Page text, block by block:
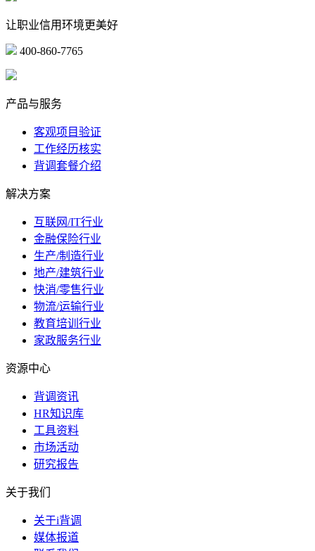
让职业信用环境更美好
400-860-7765
产品与服务
客观项目验证
工作经历核实
背调套餐介绍
解决方案
互联网/IT行业
金融保险行业
生产/制造行业
地产/建筑行业
快消/零售行业
物流/运输行业
教育培训行业
家政服务行业
资源中心
背调资讯
HR知识库
工具资料
市场活动
研究报告
关于我们
关于i背调
媒体报道